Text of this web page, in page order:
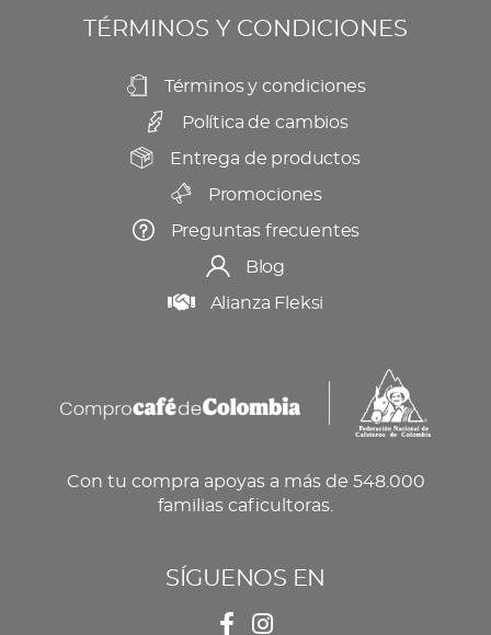
TÉRMINOS Y CONDICIONES
Términos y condiciones
Política de cambios
Entrega de productos
Promociones
Preguntas frecuentes
Blog
Alianza Fleksi
Con tu compra apoyas a más de 548.000
familias caficultoras.
SÍGUENOS EN